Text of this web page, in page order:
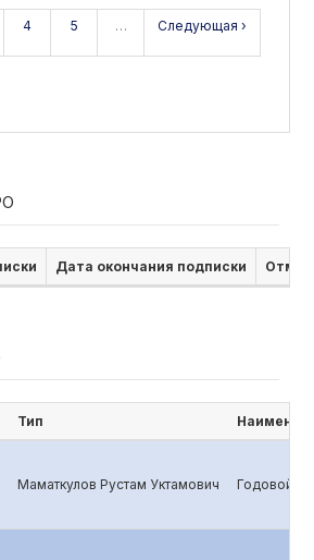
4 5 … Следующая ›
Дата окончания подписки
Тип
Маматкулов Рустам Уктамович Годовой